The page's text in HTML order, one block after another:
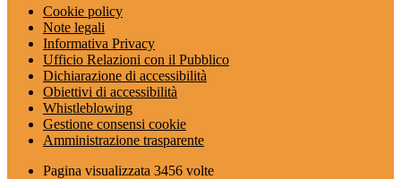
Cookie policy
Note legali
Informativa Privacy
Ufficio Relazioni con il Pubblico
Dichiarazione di accessibilità
Obiettivi di accessibilità
Whistleblowing
Gestione consensi cookie
Amministrazione trasparente
Pagina visualizzata 3456 volte